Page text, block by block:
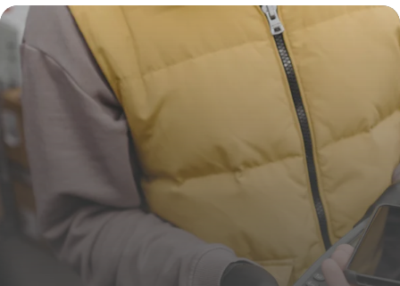
bancaire ?
16 juillet 2026